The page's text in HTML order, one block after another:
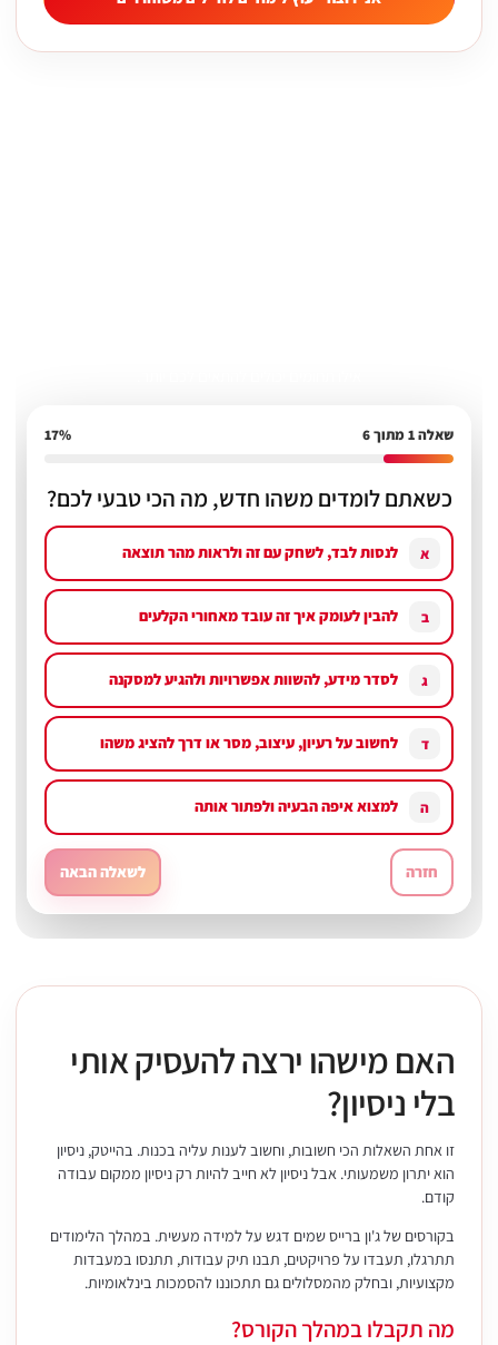
שאלה 1 מתוך 6 17%
כשאתם לומדים משהו חדש, מה הכי טבעי לכם?
א לנסות לבד, לשחק עם זה ולראות מהר תוצאה
ב להבין לעומק איך זה עובד מאחורי הקלעים
ג לסדר מידע, להשוות אפשרויות ולהגיע למסקנה
ד לחשוב על רעיון, עיצוב, מסר או דרך להציג משהו
ה למצוא איפה הבעיה ולפתור אותה
חזרה לשאלה הבאה
האם מישהו ירצה להעסיק אותי
בלי ניסיון?
זו אחת השאלות הכי חשובות, וחשוב לענות עליה בכנות. בהייטק, ניסיון
הוא יתרון משמעותי. אבל ניסיון לא חייב להיות רק ניסיון ממקום עבודה
קודם.
בקורסים של ג'ון ברייס שמים דגש על למידה מעשית. במהלך הלימודים
תתרגלו, תעבדו על פרויקטים, תבנו תיק עבודות, תתנסו במעבדות
מקצועיות, ובחלק מהמסלולים גם תתכוננו להסמכות בינלאומיות.
מה תקבלו במהלך הקורס?